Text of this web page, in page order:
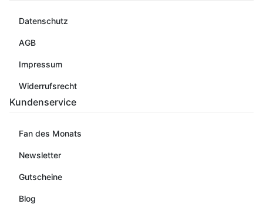
Datenschutz
AGB
Impressum
Widerrufsrecht
Kundenservice
Fan des Monats
Newsletter
Gutscheine
Blog